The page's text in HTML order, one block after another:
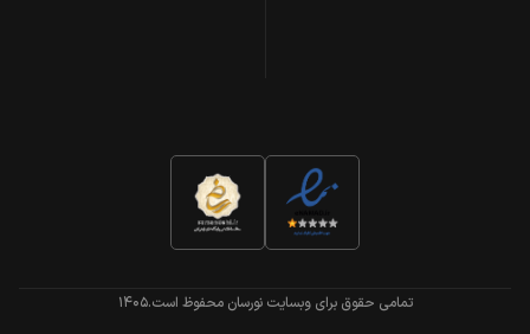
تمامی حقوق برای وبسایت نورسان محفوظ است.۱۴۰۵